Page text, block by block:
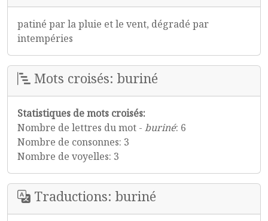
patiné par la pluie et le vent, dégradé par
intempéries
Mots croisés: buriné
Statistiques de mots croisés:
Nombre de lettres du mot - buriné: 6
Nombre de consonnes: 3
Nombre de voyelles: 3
Traductions: buriné